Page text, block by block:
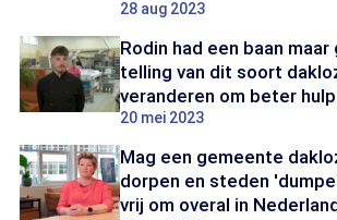
28 aug 2023
Rodin had een baan maar
telling van dit soort
veranderen om beter
20 mei 2023
Mag een gemeente
dorpen en steden
vrij om overal in